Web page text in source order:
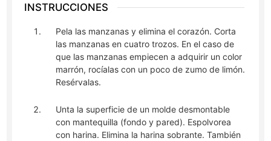
INSTRUCCIONES
Pela las manzanas y elimina el corazón. Corta
las manzanas en cuatro trozos. En el caso de
que las manzanas empiecen a adquirir un color
marrón, rocíalas con un poco de zumo de limón.
Resérvalas.
Unta la superficie de un molde desmontable
con mantequilla (fondo y pared). Espolvorea
con harina. Elimina la harina sobrante. También